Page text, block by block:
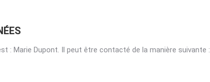
: Marie Dupont. Il peut être contacté de la manière suivante :